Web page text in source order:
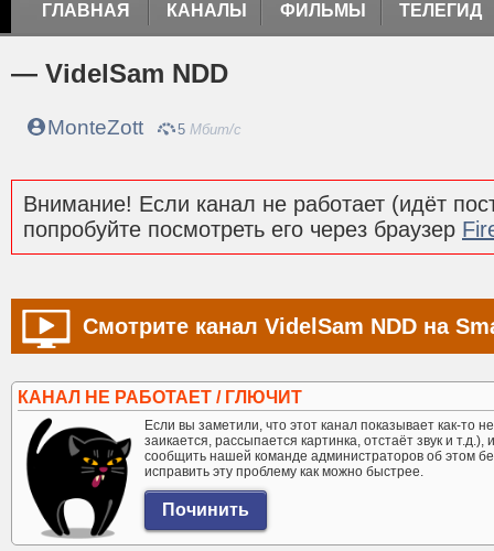
ГЛАВНАЯ КАНАЛЫ ФИЛЬМЫ ТЕЛЕГИД
— VidelSam NDD
MonteZott 5 Мбит/с
Внимание! Если канал не работает (идёт
попробуйте посмотреть его через браузер
Смотрите канал VidelSam NDD на
КАНАЛ НЕ РАБОТАЕТ / ГЛЮЧИТ
Если вы заметили, что этот канал показывает как-то
заикается, рассыпается картинка, отстаёт звук и
сообщить нашей команде администраторов об этом
исправить эту проблему как можно быстрее.